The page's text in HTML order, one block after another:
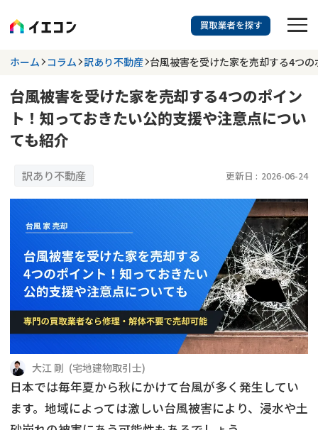
訳あり物件に強い業者を探す
都道府県を選択 相談内容を選択
掲載業者 703
更新日 :2026年07月31日
業者を探す
相談内容で探す
空き家 事故物件
再建築不可 底地
共有持分
ゴミ屋敷 任意売却
リースバック
不動産コラム
不動産売却 再建築不可物件
訳あり不動産 不動産投資
土地売却 不動産相続
業者を探す
ホーム コラム 訳あり不動産 台風被害を受けた家を売却する4つ
台風被害を受けた家を売却する4つのポイン
ト！知っておきたい公的支援や注意点につい
ても紹介
訳あり不動産 更新日 : 2026-06-24
大江 剛 (宅地建物取引士)
日本では毎年夏から秋にかけて台風が多く発生してい
ます。地域によっては激しい台風被害により、浸水や土